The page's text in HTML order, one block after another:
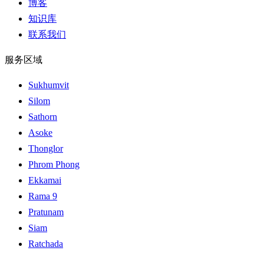
博客
知识库
联系我们
服务区域
Sukhumvit
Silom
Sathorn
Asoke
Thonglor
Phrom Phong
Ekkamai
Rama 9
Pratunam
Siam
Ratchada